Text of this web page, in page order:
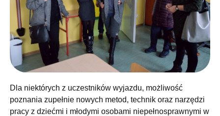
Dla niektórych z uczestników wyjazdu, możliwość
poznania zupełnie nowych metod, technik oraz narzędzi
pracy z dziećmi i młodymi osobami niepełnosprawnymi w